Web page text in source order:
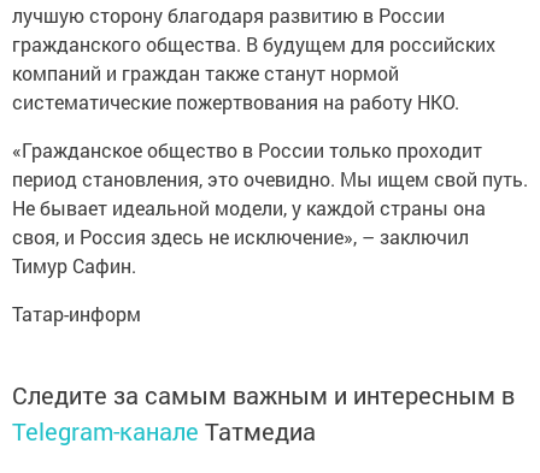
лучшую сторону благодаря развитию в России
гражданского общества. В будущем для российских
компаний и граждан также станут нормой
систематические пожертвования на работу НКО.
«Гражданское общество в России только проходит
период становления, это очевидно. Мы ищем свой путь.
Не бывает идеальной модели, у каждой страны она
своя, и Россия здесь не исключение», – заключил
Тимур Сафин.
Татар-информ
Следите за самым важным и интересным в
Telegram-канале Татмедиа